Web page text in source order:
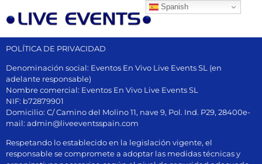
POLÍTICA DE PRIVACIDAD
Denominación social: Eventos En Vivo Live Events SL (en
adelante responsable)
Nombre comercial: Eventos En Vivo Live Events SL
NIF: b72879901
Domicilio: C/ Camino del Molino 11, nave 9, Pol. Ind. P29, 28400e-
mail: admin@liveeventsspain.com
Respetando lo establecido en la legislación vigente, el
responsable se compromete a adoptar las medidas técnicas y
Spanish